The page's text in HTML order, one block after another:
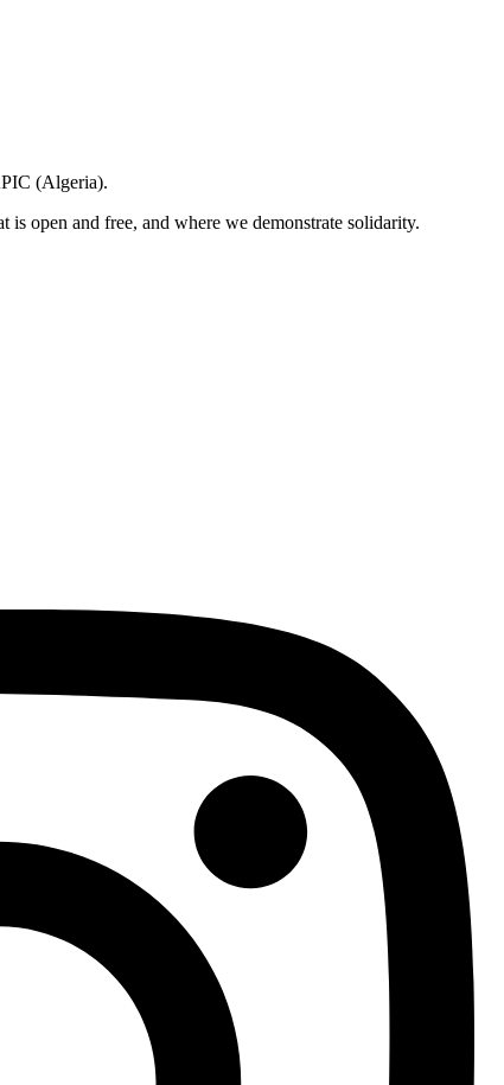
(Algeria).
open and free, and where we demonstrate solidarity.